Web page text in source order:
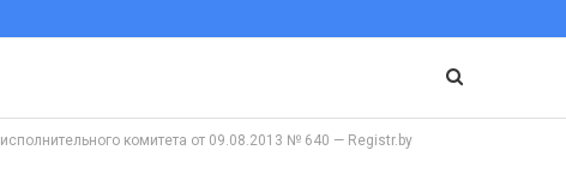
комитета от 09.08.2013 № 640 — Registr.by